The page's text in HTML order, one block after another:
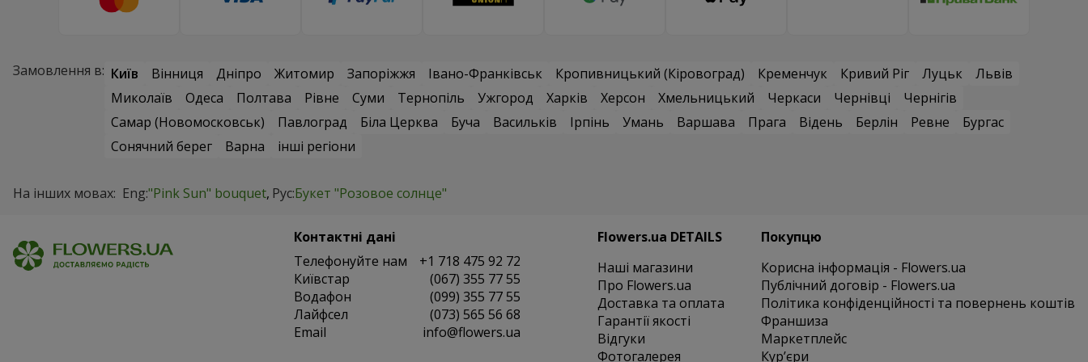
Замовлення в: Київ Вінниця Дніпро Житомир Запоріжжя Івано-Франківськ Кропивницький (Кіровоград) Кременчук Кривий Ріг Луцьк
Львів
Миколаїв
Одеса Полтава Рівне Суми Тернопіль Ужгород Харків Херсон Хмельницький Черкаси Чернівці
Чернігів
Самар (Новомосковськ)
Павлоград Біла Церква Буча Васильків Ірпінь Умань Варшава Прага Відень Берлін Ревне
Бургас
Сонячний берег
Варна інші регіони
На інших мовах: Eng:"Pink Sun" bouquet Рус:Букет "Розовое солнце"
Контактні дані
Телефонуйте нам
+1 718 475 92 72
Київстар
(067) 355 77 55
Водафон
(099) 355 77 55
Лайфсел
(073) 565 56 68
Email
info@flowers.ua
Flowers.ua DETAILS
Наші магазини
Про Flowers.ua
Доставка та оплата
Гарантії якості
Відгуки
Фотогалерея
Покупцю
Корисна інформація - Flowers.ua
Публічний договір - Flowers.ua
Політика конфіденційності та повернень коштів
Франшиза
Маркетплейс
Курʼєри